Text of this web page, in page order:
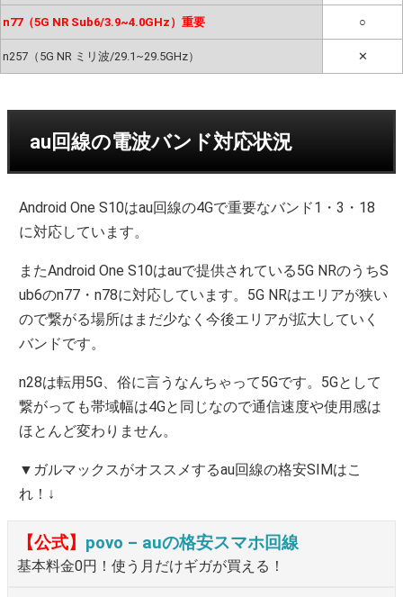
n77（5G NR Sub6/3.9~4.0GHz）重要 ○
n257（5G NR ミリ波/29.1~29.5GHz） ✕
au回線の電波バンド対応状況
Android One S10はau回線の4Gで重要なバンド1・3・18
に対応しています。
またAndroid One S10はauで提供されている5G NRのうちS
ub6のn77・n78に対応しています。5G NRはエリアが狭い
ので繋がる場所はまだ少なく今後エリアが拡大していく
バンドです。
n28は転用5G、俗に言うなんちゃって5Gです。5Gとして
繋がっても帯域幅は4Gと同じなので通信速度や使用感は
ほとんど変わりません。
▼ガルマックスがオススメするau回線の格安SIMはこ
れ！↓
【公式】 povo – auの格安スマホ回線
基本料金0円！使う月だけギガが買える！